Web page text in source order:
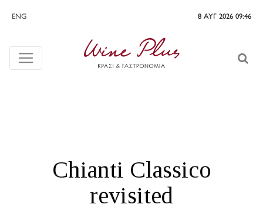
ENG 8 ΑΥΓ 2026 09:46
Chianti Classico
revisited